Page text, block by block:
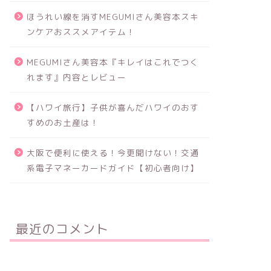
ほうれい線を消すMEGUMIさん美容本スキ
ンケアおススメアイテム！
MEGUMIさん美容本『キレイはこれでつく
れます』内容とレビュー
【ハワイ旅行】子供が喜んだハワイのおす
すめのお土産は！
大阪で便利に使える！今更聞けない！交通
系電子マネーカードガイド【初心者向け】
最近のコメント